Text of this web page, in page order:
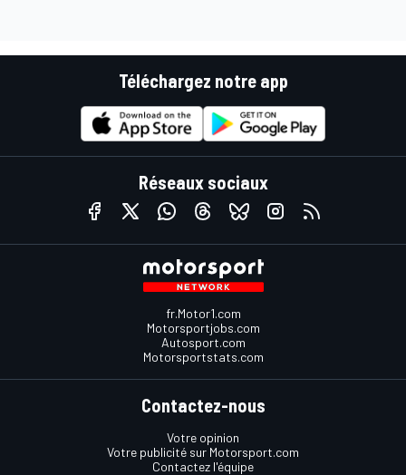
Téléchargez notre app
Réseaux sociaux
fr.Motor1.com
Motorsportjobs.com
Autosport.com
Motorsportstats.com
Contactez-nous
Votre opinion
Votre publicité sur Motorsport.com
Contactez l'équipe